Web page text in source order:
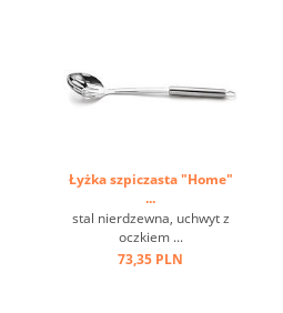
Łyżka szpiczasta "Home"
...
stal nierdzewna, uchwyt z
oczkiem ...
73,35 PLN